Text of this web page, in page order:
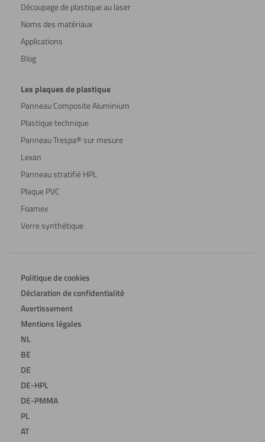
Découpage de plastique au laser
Noms des matériaux
Applications
Blog
Les plaques de plastique
Panneau Composite Aluminium
Plastique technique
Panneau Trespa® sur mesure
Lexan
Panneau stratifié HPL
Plaque PVC
Foamex
Verre synthétique
Politique de cookies
Déclaration de confidentialité
Avertissement
Mentions légales
NL
BE
DE
DE-HPL
DE-PMMA
PL
AT